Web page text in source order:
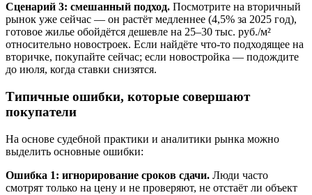
Сценарий 3: смешанный подход. Посмотрите на вторичный
рынок уже сейчас — он растёт медленнее (4,5% за 2025 год),
готовое жилье обойдётся дешевле на 25–30 тыс. руб./м²
относительно новостроек. Если найдёте что-то подходящее на
вторичке, покупайте сейчас; если новостройка — подождите
до июля, когда ставки снизятся.
Типичные ошибки, которые совершают
покупатели
На основе судебной практики и аналитики рынка можно
выделить основные ошибки:
Ошибка 1: игнорирование сроков сдачи. Люди часто
смотрят только на цену и не проверяют, не отстаёт ли объект